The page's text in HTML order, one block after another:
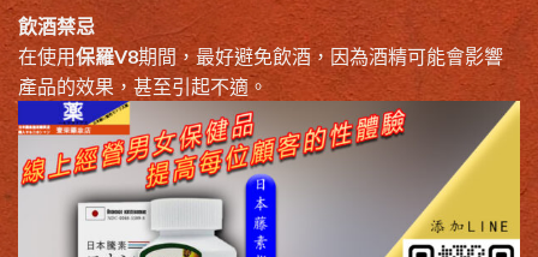
飲酒禁忌
在使用保羅V8期間，最好避免飲酒，因為酒精可能會影響
產品的效果，甚至引起不適。